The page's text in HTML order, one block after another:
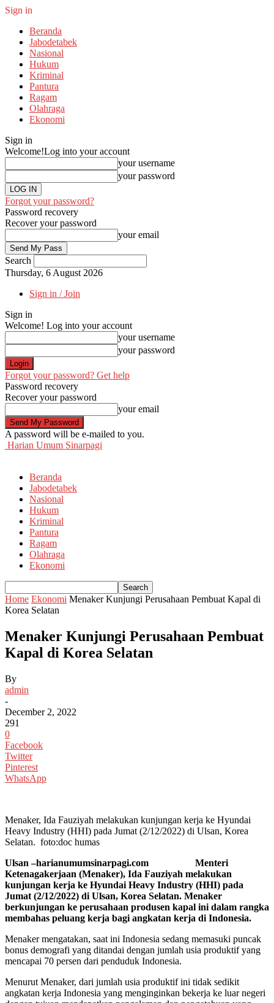
Sign in
Beranda
Jabodetabek
Nasional
Hukum
Kriminal
Pantura
Ragam
Olahraga
Ekonomi
Sign in
Welcome!Log into your account
your username
your password
Forgot your password?
Password recovery
Recover your password
your email
Search
Thursday, 6 August 2026
Sign in / Join
Sign in
Welcome! Log into your account
your username
your password
Forgot your password? Get help
Password recovery
Recover your password
your email
A password will be e-mailed to you.
Harian Umum Sinarpagi
Beranda
Jabodetabek
Nasional
Hukum
Kriminal
Pantura
Ragam
Olahraga
Ekonomi
Home Ekonomi Menaker Kunjungi Perusahaan Pembuat Kapal di
Korea Selatan
Menaker Kunjungi Perusahaan Pembuat
Kapal di Korea Selatan
By
admin
-
December 2, 2022
291
0
Facebook
Twitter
Pinterest
WhatsApp
Menaker, Ida Fauziyah melakukan kunjungan kerja ke Hyundai
Heavy Industry (HHI) pada Jumat (2/12/2022) di Ulsan, Korea
Selatan. foto:doc humas
Ulsan –harianumumsinarpagi.com Menteri
Ketenagakerjaan (Menaker), Ida Fauziyah melakukan
kunjungan kerja ke Hyundai Heavy Industry (HHI) pada
Jumat (2/12/2022) di Ulsan, Korea Selatan. Menaker
berkunjungan ke perusahaan produsen kapal ini dalam rangka
membahas peluang kerja bagi angkatan kerja di Indonesia.
Menaker mengatakan, saat ini Indonesia sedang memasuki puncak
bonus demografi yang ditandai dengan jumlah usia produktif yang
mencapai 70 persen dari penduduk Indonesia.
Menurut Menaker, dari jumlah usia produktif ini tidak sedikit
angkatan kerja Indonesia yang menginginkan bekerja ke luar negeri